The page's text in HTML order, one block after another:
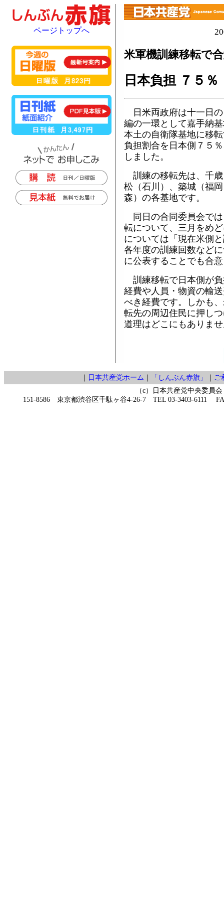
米軍機訓練移転で
日本負担 ７５％
日米両政府は十一日
編の一環として嘉手納
本土の自衛隊基地に移
負担割合を日本側７５
しました。
訓練の移転先は、千
松（石川）、築城（福
森）の各基地です。
同日の合同委員会で
転について、三月をめ
については「現在米側
各年度の訓練回数など
に公表することでも合
訓練移転で日本側が
経費や人員・物資の輸
べき経費です。しかも
転先の周辺住民に押し
道理はどこにもありま
ページトップへ
｜ 日本共産党ホーム ｜ 「しんぶん赤旗」 ｜ ご
（c）日本共産党中央委員会
151-8586 東京都渋谷区千駄ヶ谷4-26-7 TEL 03-3403-6111